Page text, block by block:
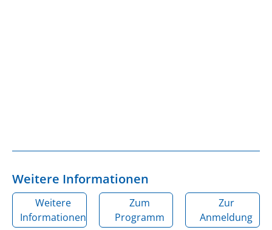
Weitere Informationen
Weitere
Informationen
Zum
Programm
Zur
Anmeldung